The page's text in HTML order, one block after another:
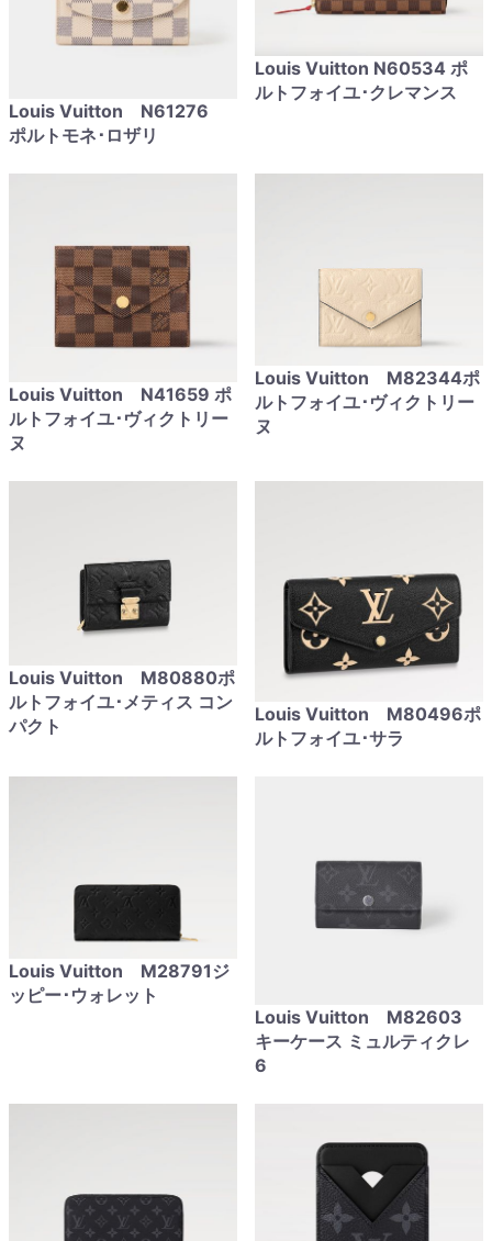
Louis Vuitton N61276
ポルトモネ･ロザリ
Louis Vuitton N60534 ポ
ルトフォイユ･クレマンス
Louis Vuitton N41659 ポ
ルトフォイユ･ヴィクトリー
ヌ
Louis Vuitton M82344ポ
ルトフォイユ･ヴィクトリー
ヌ
Louis Vuitton M80880ポ
ルトフォイユ･メティス コン
パクト
Louis Vuitton M80496ポ
ルトフォイユ･サラ
Louis Vuitton M28791ジ
ッピー･ウォレット
Louis Vuitton M82603
キーケース ミュルティクレ
6